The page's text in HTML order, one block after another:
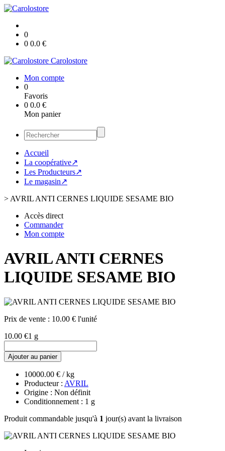
0
0 0.0 €
Carolostore
Mon compte
0
Favoris
0 0.0 €
Mon panier
Accueil
La coopérative↗
Les Producteurs↗
Le magasin↗
> AVRIL ANTI CERNES LIQUIDE SESAME BIO
Accès direct
Commander
Mon compte
AVRIL ANTI CERNES
LIQUIDE SESAME BIO
Prix de vente : 10.00 € l'unité
10.00 €1 g
Ajouter au panier
10000.00 € / kg
Producteur : AVRIL
Origine : Non définit
Conditionnement : 1 g
Produit commandable jusqu'à 1 jour(s) avant la livraison